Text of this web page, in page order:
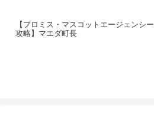
【プロミス・マスコットエージェンシー
攻略】マエダ町長